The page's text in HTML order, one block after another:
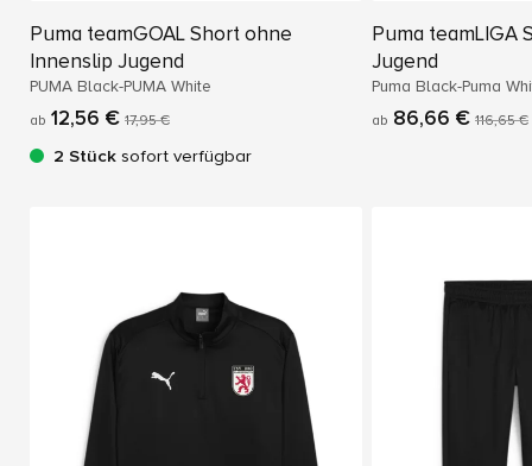
Puma teamGOAL Short ohne
Innenslip Jugend
PUMA Black-PUMA White
ab 12,56 € 17,95 €
2 Stück sofort verfügbar
Puma teamLIGA
Jugend
Puma Black-Puma
ab 86,66 € 116,65 €